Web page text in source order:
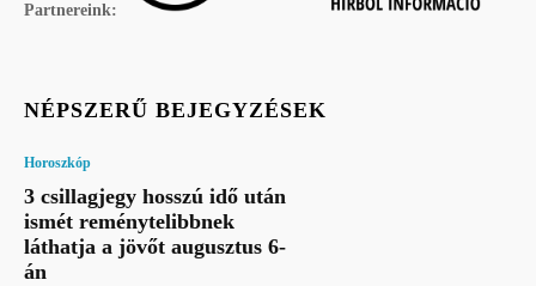
Partnereink:
NÉPSZERŰ BEJEGYZÉSEK
Horoszkóp
3 csillagjegy hosszú idő után
ismét reménytelibbnek
láthatja a jövőt augusztus 6-
án